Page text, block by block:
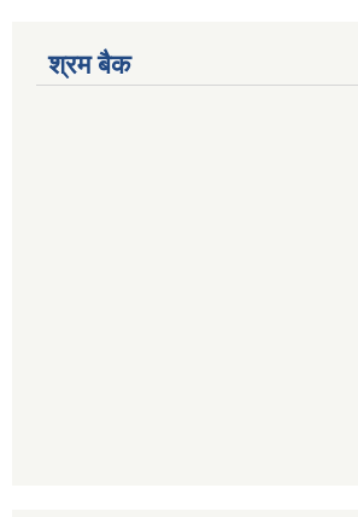
श्रम बैक